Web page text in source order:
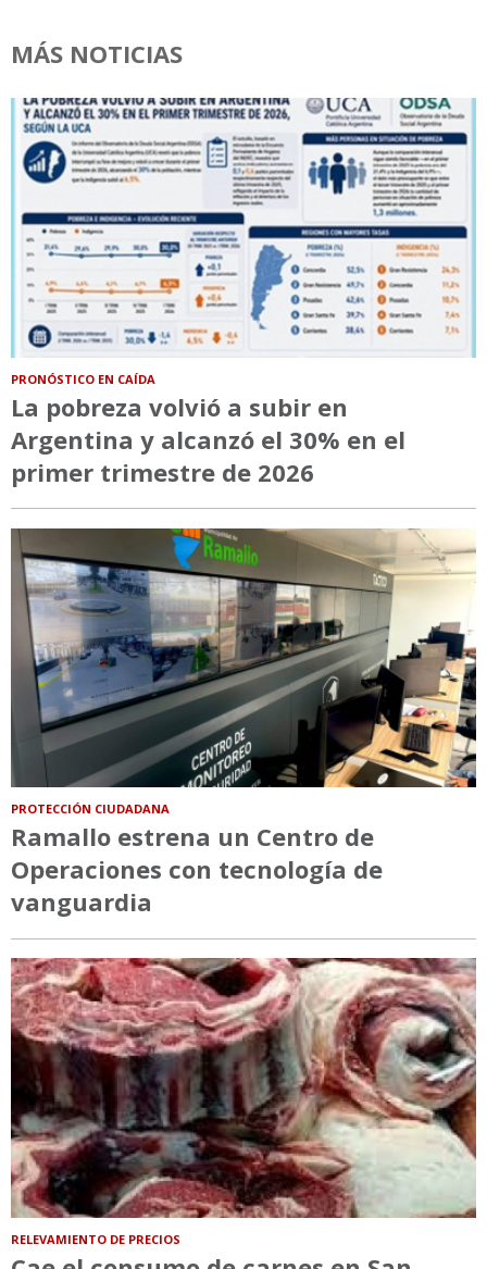
MÁS NOTICIAS
PRONÓSTICO EN CAÍDA
La pobreza volvió a subir en
Argentina y alcanzó el 30% en el
primer trimestre de 2026
PROTECCIÓN CIUDADANA
Ramallo estrena un Centro de
Operaciones con tecnología de
vanguardia
RELEVAMIENTO DE PRECIOS